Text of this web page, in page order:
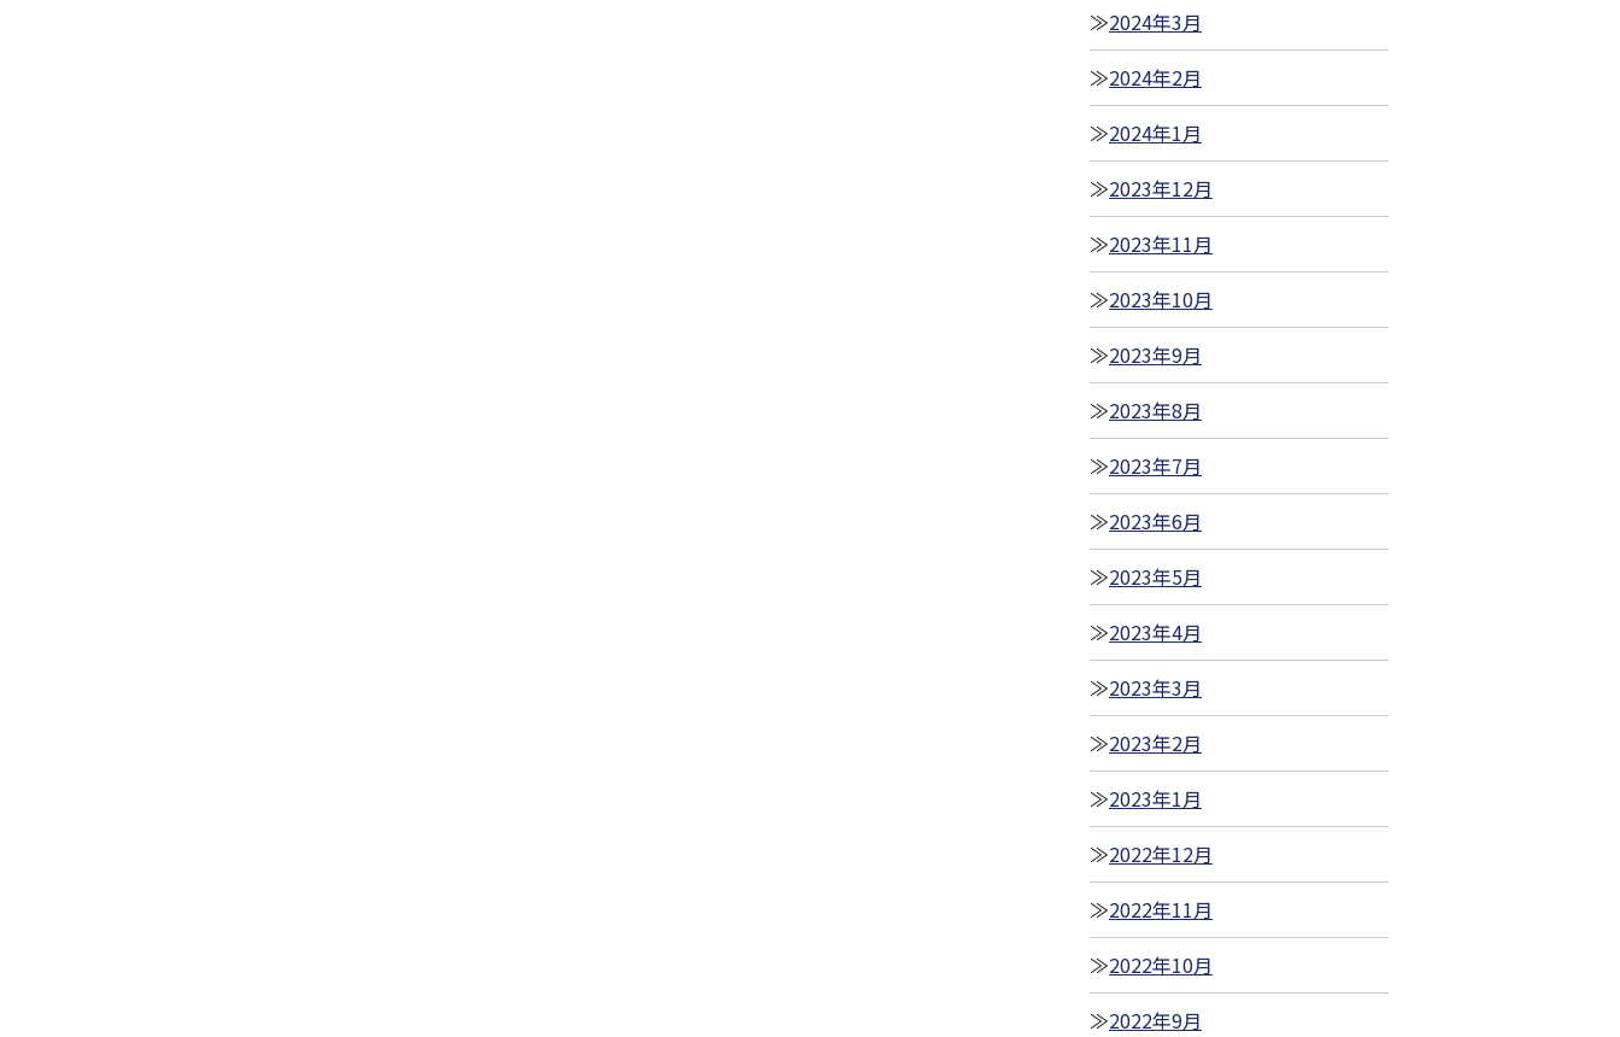
2024年3月
2024年2月
2024年1月
2023年12月
2023年11月
2023年10月
2023年9月
2023年8月
2023年7月
2023年6月
2023年5月
2023年4月
2023年3月
2023年2月
2023年1月
2022年12月
2022年11月
2022年10月
2022年9月